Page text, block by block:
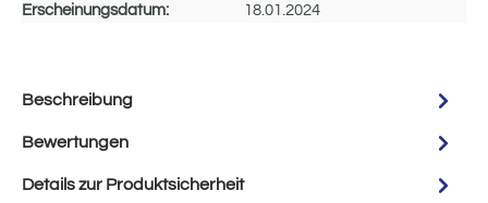
Erscheinungsdatum:
18.01.2024
Beschreibung
Bewertungen
Details zur Produktsicherheit